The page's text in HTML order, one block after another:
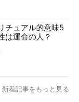
チュアル的意味5
は運命の人？
新着記事をもっと見る